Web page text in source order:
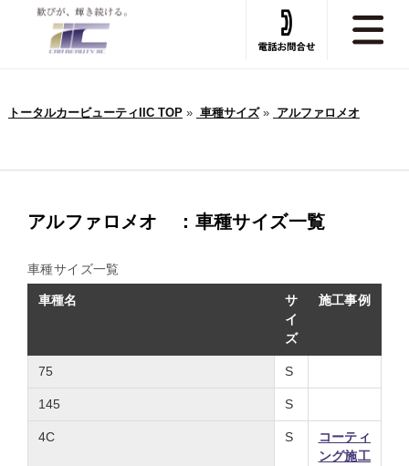
トータルカービューティIIC TOP» 車種サイズ» アルファロメオ
アルファロメオ ：車種サイズ一覧
車種サイズ一覧
車種名
サ
イ
ズ
施工事例
75 S
145 S
4C S
コーティ
ング施工